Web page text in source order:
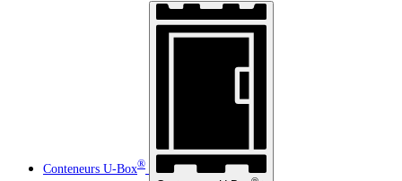
Conteneurs U-Box®